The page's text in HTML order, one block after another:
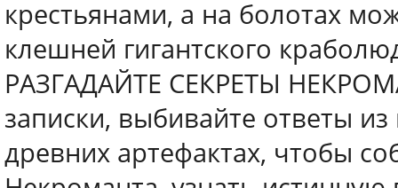
крестьянами, а на болотах
клешней гигантского
РАЗГАДАЙТЕ СЕКРЕТЫ
записки, выбивайте ответы
древних артефактах, чтобы